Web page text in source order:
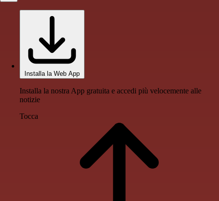
Installa la Web App
Installa la nostra App gratuita e accedi più velocemente alle
notizie
Tocca